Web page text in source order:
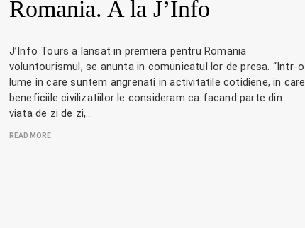
Romania. A la J’Info
J’Info Tours a lansat in premiera pentru Romania
voluntourismul, se anunta in comunicatul lor de presa. “Intr-o
lume in care suntem angrenati in activitatile cotidiene, in care
beneficiile civilizatiilor le consideram ca facand parte din
viata de zi de zi,…
READ MORE